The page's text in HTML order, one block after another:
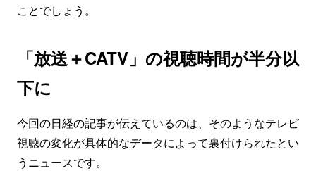
ことでしょう。
「放送＋CATV」の視聴時間が半分以
下に
今回の日経の記事が伝えているのは、そのようなテレビ
視聴の変化が具体的なデータによって裏付けられたとい
うニュースです。